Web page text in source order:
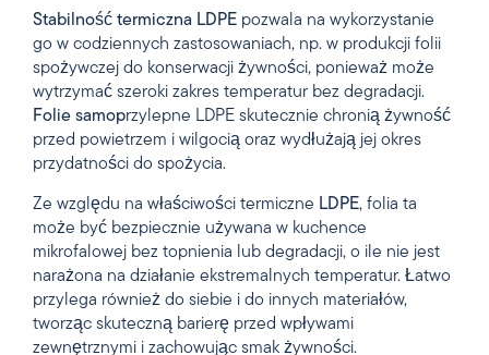
Stabilność termiczna LDPE pozwala na wykorzystanie
go w codziennych zastosowaniach, np. w produkcji folii
spożywczej do konserwacji żywności, ponieważ może
wytrzymać szeroki zakres temperatur bez degradacji.
Folie samoprzylepne LDPE skutecznie chronią żywność
przed powietrzem i wilgocią oraz wydłużają jej okres
przydatności do spożycia.
Ze względu na właściwości termiczne LDPE, folia ta
może być bezpiecznie używana w kuchence
mikrofalowej bez topnienia lub degradacji, o ile nie jest
narażona na działanie ekstremalnych temperatur. Łatwo
przylega również do siebie i do innych materiałów,
tworząc skuteczną barierę przed wpływami
zewnętrznymi i zachowując smak żywności.